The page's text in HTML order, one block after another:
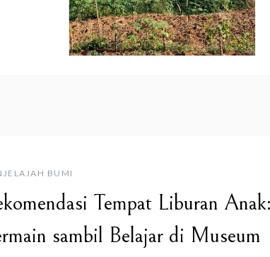
BUMI
Tempat Liburan
sambil Belajar di Museum